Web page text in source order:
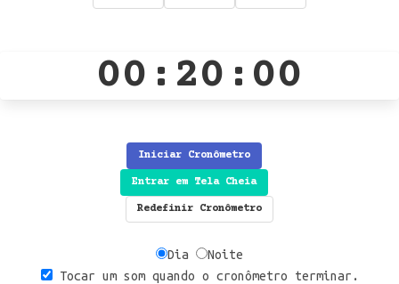
00:20:00
Iniciar Cronômetro
Entrar em Tela Cheia
Redefinir Cronômetro
Dia
Noite
Tocar um som quando o cronômetro terminar.